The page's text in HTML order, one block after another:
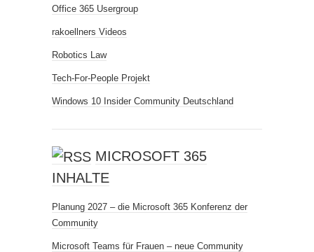
Office 365 Usergroup
rakoellners Videos
Robotics Law
Tech-For-People Projekt
Windows 10 Insider Community Deutschland
MICROSOFT 365
INHALTE
Planung 2027 – die Microsoft 365 Konferenz der
Community
Microsoft Teams für Frauen – neue Community